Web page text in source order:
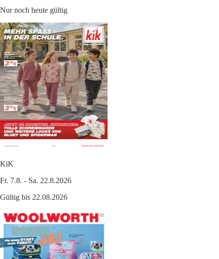
Nur noch heute gültig
KiK
Fr. 7.8. - Sa. 22.8.2026
Gültig bis 22.08.2026